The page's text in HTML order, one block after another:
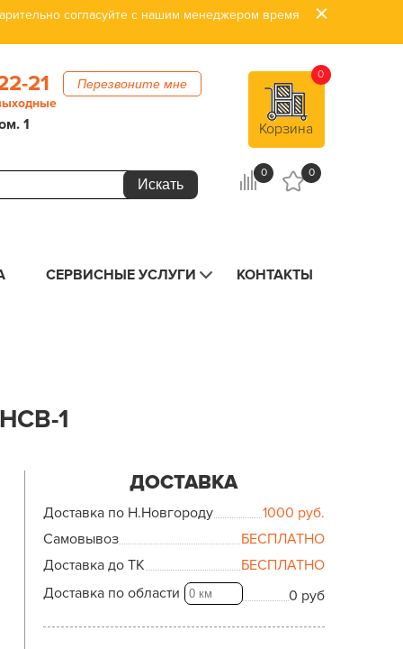
согласуйте с нашим менеджером время
21 Перезвоните мне
1
Корзина
0
0 0
СЕРВИСНЫЕ УСЛУГИ КОНТАКТЫ
1
ДОСТАВКА
Доставка по Н.Новгороду 1000 руб.
Самовывоз
БЕСПЛАТНО
Доставка до ТК
БЕСПЛАТНО
Доставка по области
0 руб